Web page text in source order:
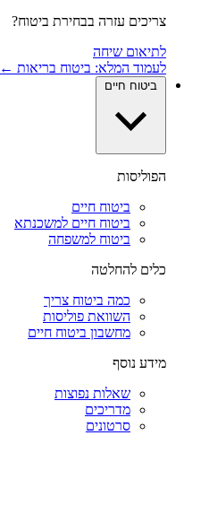
צריכים עזרה בבחירת ביטוח?
לתיאום שיחה
לעמוד המלא: ביטוח בריאות ←
ביטוח חיים
הפוליסות
ביטוח חיים
ביטוח חיים למשכנתא
ביטוח למשפחה
כלים להחלטה
כמה ביטוח צריך
השוואת פוליסות
מחשבון ביטוח חיים
מידע נוסף
שאלות נפוצות
מדריכים
סרטונים